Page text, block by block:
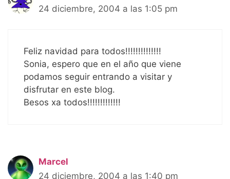
24 diciembre, 2004 a las 1:05 pm
Feliz navidad para todos!!!!!!!!!!!!!!
Sonia, espero que en el año que viene
podamos seguir entrando a visitar y
disfrutar en este blog.
Besos xa todos!!!!!!!!!!!!!
Marcel
24 diciembre, 2004 a las 1:40 pm